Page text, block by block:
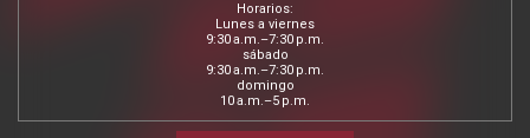
Horarios:
Lunes a viernes
9:30 a.m.–7:30 p.m.
sábado
9:30 a.m.–7:30 p.m.
domingo
10 a.m.–5 p.m.